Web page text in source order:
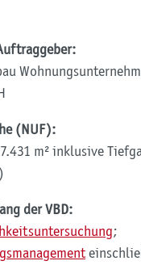
(NUF):
m² inklusive
der VBD:
;